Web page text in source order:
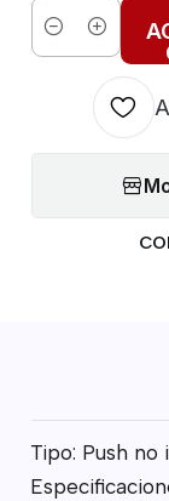
Cantidad
Tipo: Push no